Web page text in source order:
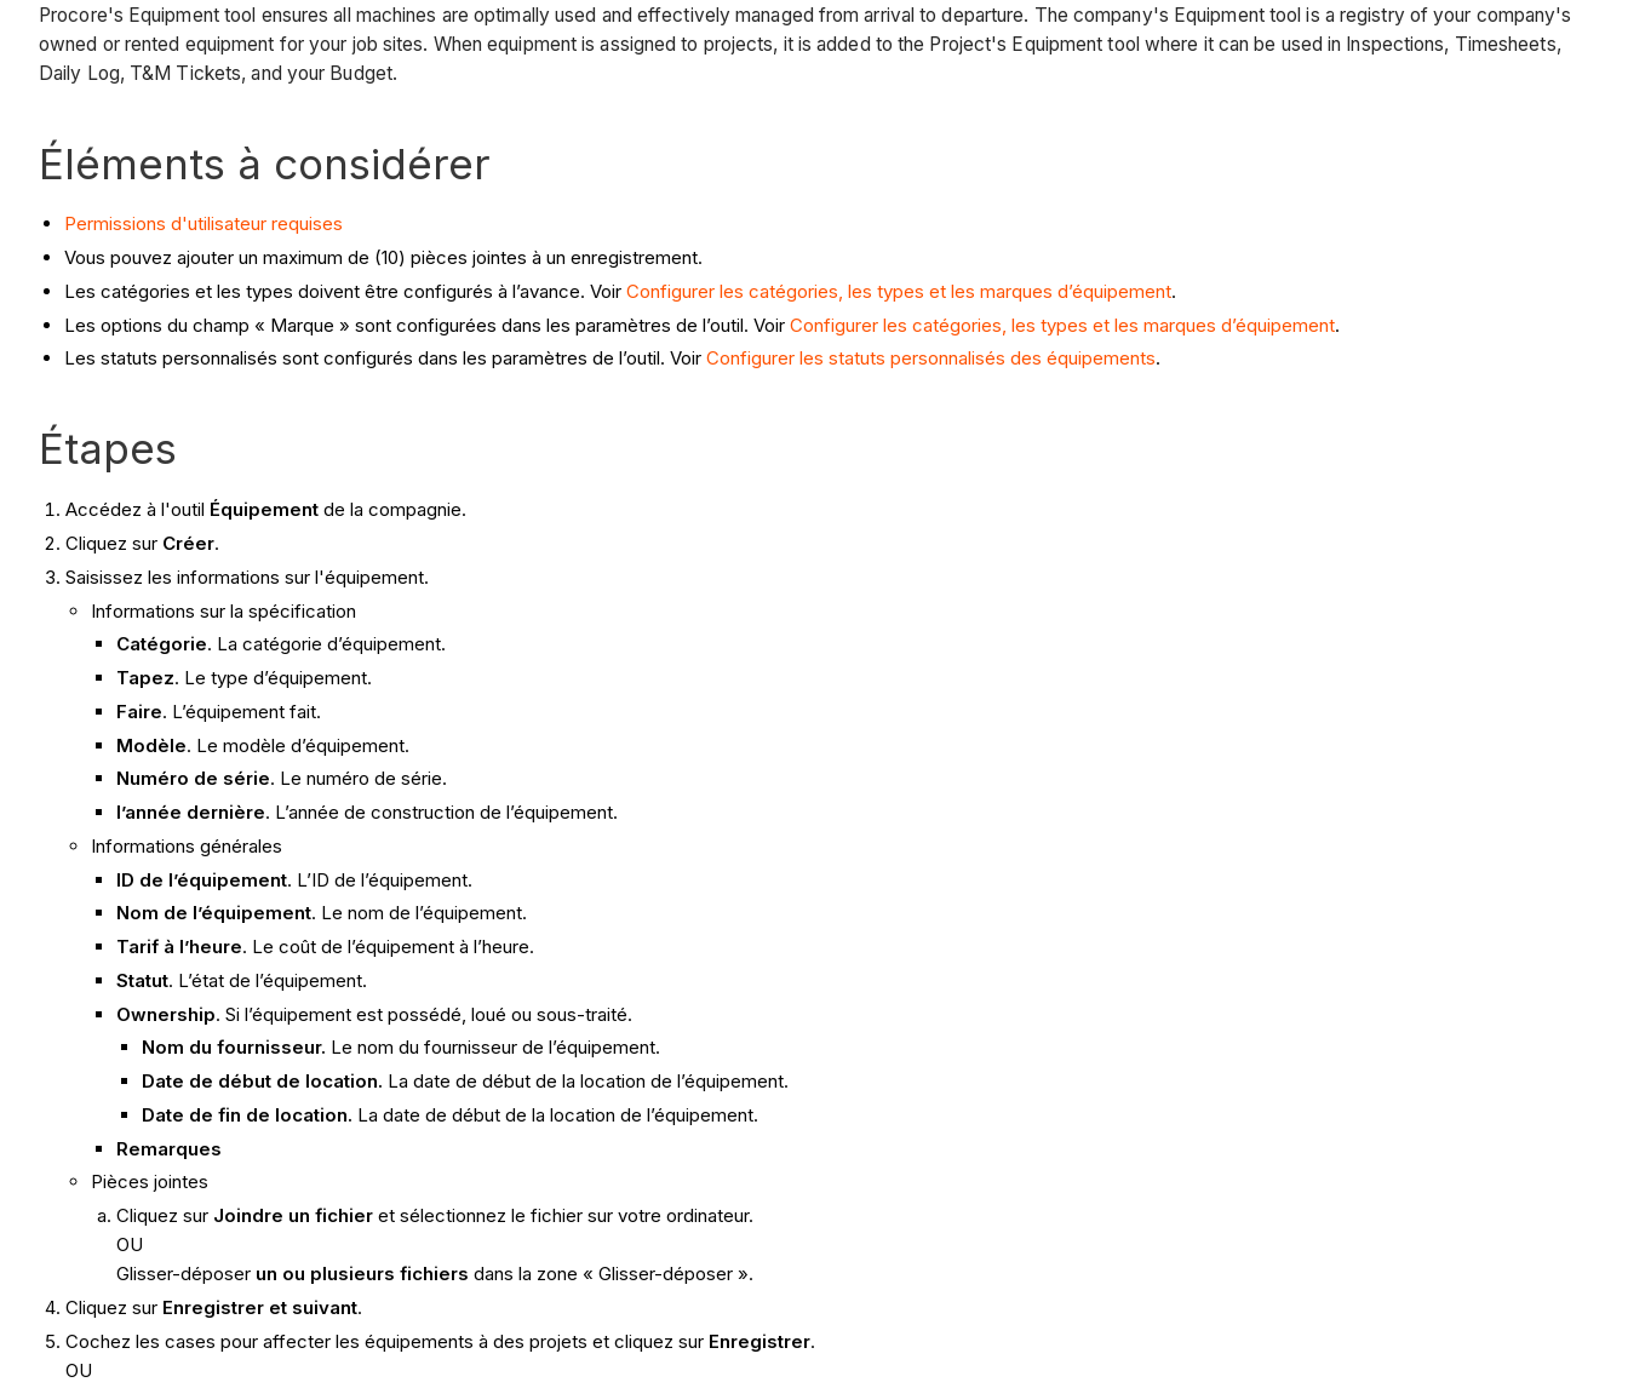
Procore's Equipment tool ensures all machines are optimally used and effectively managed from arrival to departure. The company's Equipment tool is a registry of your company's
owned or rented equipment for your job sites. When equipment is assigned to projects, it is added to the Project's Equipment tool where it can be used in Inspections, Timesheets,
Daily Log, T&M Tickets, and your Budget.
Éléments à considérer
Permissions d'utilisateur requises
Vous pouvez ajouter un maximum de (10) pièces jointes à un enregistrement.
Les catégories et les types doivent être configurés à l’avance. Voir Configurer les catégories, les types et les marques d’équipement.
Les options du champ « Marque » sont configurées dans les paramètres de l’outil. Voir Configurer les catégories, les types et les marques d’équipement.
Les statuts personnalisés sont configurés dans les paramètres de l’outil. Voir Configurer les statuts personnalisés des équipements.
Étapes
Accédez à l'outil Équipement de la compagnie.
Cliquez sur Créer.
Saisissez les informations sur l'équipement.
Informations sur la spécification
Catégorie. La catégorie d’équipement.
Tapez. Le type d’équipement.
Faire. L’équipement fait.
Modèle. Le modèle d’équipement.
Numéro de série. Le numéro de série.
l’année dernière. L’année de construction de l’équipement.
Informations générales
ID de l’équipement. L’ID de l’équipement.
Nom de l’équipement. Le nom de l’équipement.
Tarif à l’heure. Le coût de l’équipement à l’heure.
Statut. L’état de l’équipement.
Ownership. Si l’équipement est possédé, loué ou sous-traité.
Nom du fournisseur. Le nom du fournisseur de l’équipement.
Date de début de location. La date de début de la location de l’équipement.
Date de fin de location. La date de début de la location de l’équipement.
Remarques
Pièces jointes
Cliquez sur Joindre un fichier et sélectionnez le fichier sur votre ordinateur.
OU
Glisser-déposer un ou plusieurs fichiers dans la zone « Glisser-déposer ».
Cliquez sur Enregistrer et suivant.
Cochez les cases pour affecter les équipements à des projets et cliquez sur Enregistrer.
OU